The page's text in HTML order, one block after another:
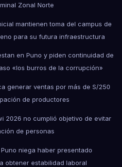
Zonal Norte
mantienen toma del campus de
para su futura infraestructura
en Puno y piden continuidad de
«los burros de la corrupción»
generar ventas por más de S/250
de productores
2026 no cumplió objetivo de evitar
de personas
niega haber presentado
obtener estabilidad laboral